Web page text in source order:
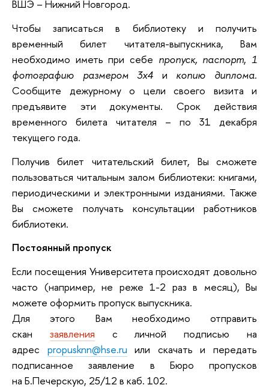
ВШЭ – Нижний Новгород.
Чтобы записаться в библиотеку и получить
временный билет читателя-выпускника, Вам
необходимо иметь при себе пропуск, паспорт,1
фотографию размером 3х4 и копию диплома.
Сообщите дежурному о цели своего визита и
предъявите эти документы. Срок действия
временного билета читателя – по 31 декабря
текущего года.
Получив билет читательский билет, Вы сможете
пользоваться читальным залом библиотеки: книгами,
периодическими и электронными изданиями. Также
Вы сможете получать консультации работников
библиотеки.
Постоянный пропуск
Если посещения Университета происходят довольно
часто (например, не реже 1-2 раз в месяц), Вы
можете оформить пропуск выпускника.
Для этого Вам необходимо отправить
скан заявления с личной подписью на
адрес propusknn@hse.ru или скачать и передать
подписанное заявление в Бюро пропусков
на Б.Печерскую, 25/12 в каб. 102.